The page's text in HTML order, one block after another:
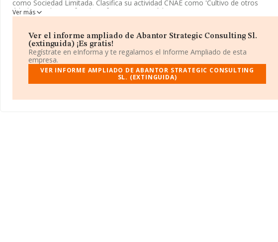
como Sociedad Limitada. Clasifica su actividad CNAE como 'Cultivo de otros
árboles y arbustos frutales y frutos secos', código 0125. La empresa no tiene
actividad en mercados exteriores.
La sociedad Abantor Strategic Consulting S.L. (extinguida), CIF B65701609,
está situada en Rambla Catalunya núm. 38 Piso 7, (08007), en el municipio de
Barcelona, Cataluña.
Con los datos a disposición de INFORMA sobre 1.757 empresas pertenecientes al
sector, a nivel nacional la facturación asciende a 926 millones de euros y el
promedio de la facturación de ventas entre todas las compañías asciende a los 527
de las empresas es de 7. La antigüedad alcanza los 13 años desde la constitución.
Ver más
Ver el informe ampliado de Abantor Strategic Consulting Sl.
(extinguida) ¡Es gratis!
Regístrate en eInforma y te regalamos el Informe Ampliado de esta
empresa.
VER INFORME AMPLIADO DE ABANTOR STRATEGIC CONSULTING
SL. (EXTINGUIDA)